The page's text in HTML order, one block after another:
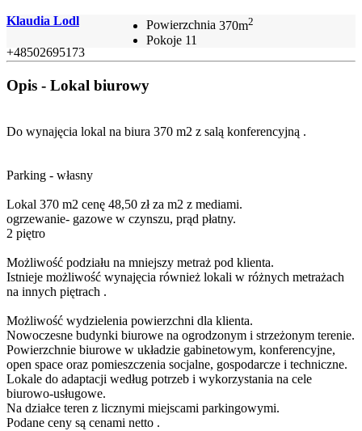
Klaudia Lodl
+48502695173
Powierzchnia 370m2
Pokoje 11
Opis - Lokal biurowy
Do wynajęcia lokal na biura 370 m2 z salą konferencyjną .
Parking - własny
Lokal 370 m2 cenę 48,50 zł za m2 z mediami.
ogrzewanie- gazowe w czynszu, prąd płatny.
2 piętro
Możliwość podziału na mniejszy metraż pod klienta.
Istnieje możliwość wynajęcia również lokali w różnych metrażach
na innych piętrach .
Możliwość wydzielenia powierzchni dla klienta.
Nowoczesne budynki biurowe na ogrodzonym i strzeżonym terenie.
Powierzchnie biurowe w układzie gabinetowym, konferencyjne,
open space oraz pomieszczenia socjalne, gospodarcze i techniczne.
Lokale do adaptacji według potrzeb i wykorzystania na cele
biurowo-usługowe.
Na działce teren z licznymi miejscami parkingowymi.
Podane ceny są cenami netto .